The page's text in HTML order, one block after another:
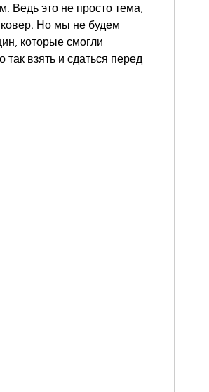
Ведь это не просто тема,
ковер. Но мы не будем
которые смогли
так взять и сдаться перед